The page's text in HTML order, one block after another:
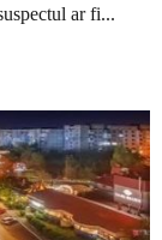
ar fi...